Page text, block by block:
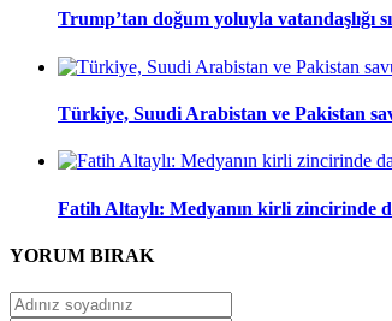
Trump’tan doğum yoluyla vatandaşlığı
Türkiye, Suudi Arabistan ve Pakistan
Fatih Altaylı: Medyanın kirli zincirinde
YORUM BIRAK